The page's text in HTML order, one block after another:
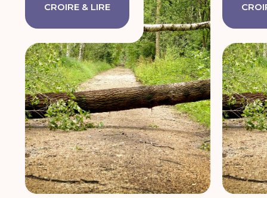
CROIRE & LIRE